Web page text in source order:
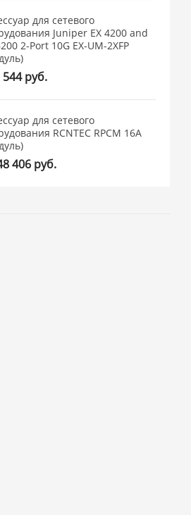
для сетевого
Juniper EX 4200 and
2-Port 10G EX-UM-2XFP
544 руб.
для сетевого
RCNTEC RPCM 16A
406 руб.